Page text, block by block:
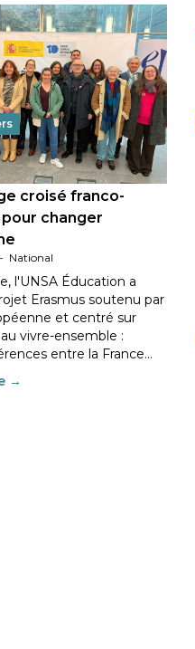
au vivre-ensemble :
croisé franco-
changer
- National
l'UNSA Éducation a
Erasmus soutenu par
et centré sur
vivre-ensemble :
entre la France…
→